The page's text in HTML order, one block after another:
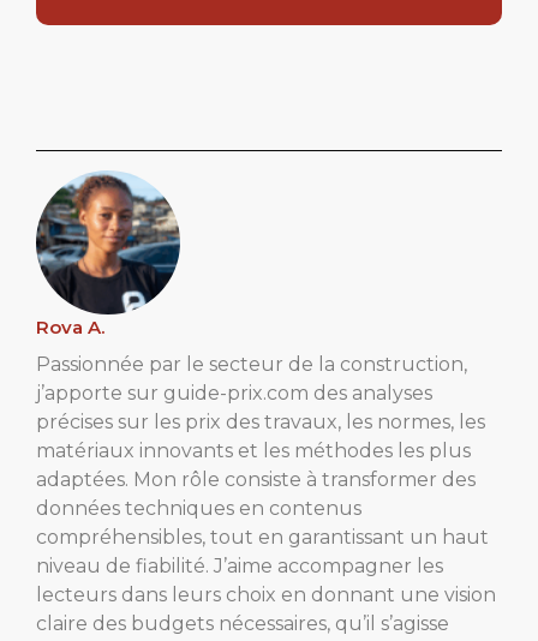
Rova A.
Passionnée par le secteur de la construction,
j’apporte sur guide-prix.com des analyses
précises sur les prix des travaux, les normes, les
matériaux innovants et les méthodes les plus
adaptées. Mon rôle consiste à transformer des
données techniques en contenus
compréhensibles, tout en garantissant un haut
niveau de fiabilité. J’aime accompagner les
lecteurs dans leurs choix en donnant une vision
claire des budgets nécessaires, qu’il s’agisse